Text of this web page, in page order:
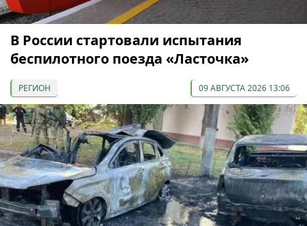
В России стартовали испытания
беспилотного поезда «Ласточка»
РЕГИОН 09 АВГУСТА 2026 13:06